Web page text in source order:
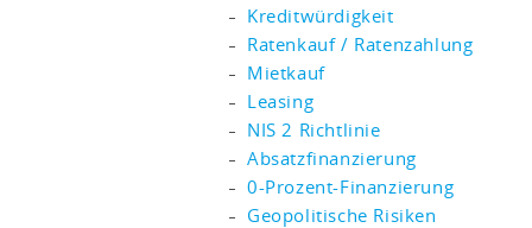
Kreditwürdigkeit
Ratenkauf / Ratenzahlung
Mietkauf
Leasing
NIS 2 Richtlinie
Absatzfinanzierung
0-Prozent-Finanzierung
Geopolitische Risiken